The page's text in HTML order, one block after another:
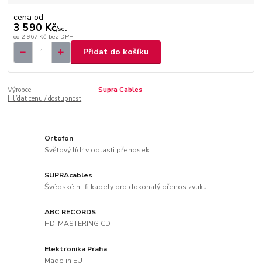
cena od
3 590 Kč/set
od 2 967 Kč bez DPH
Přidat do košíku
Výrobce:
Supra Cables
Hlídat cenu / dostupnost
Ortofon
Světový lídr v oblasti přenosek
SUPRAcables
Švédské hi-fi kabely pro dokonalý přenos zvuku
ABC RECORDS
HD-MASTERING CD
Elektronika Praha
Made in EU